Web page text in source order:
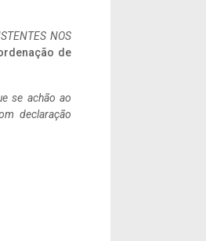
NOS
de
se achão ao
declaração